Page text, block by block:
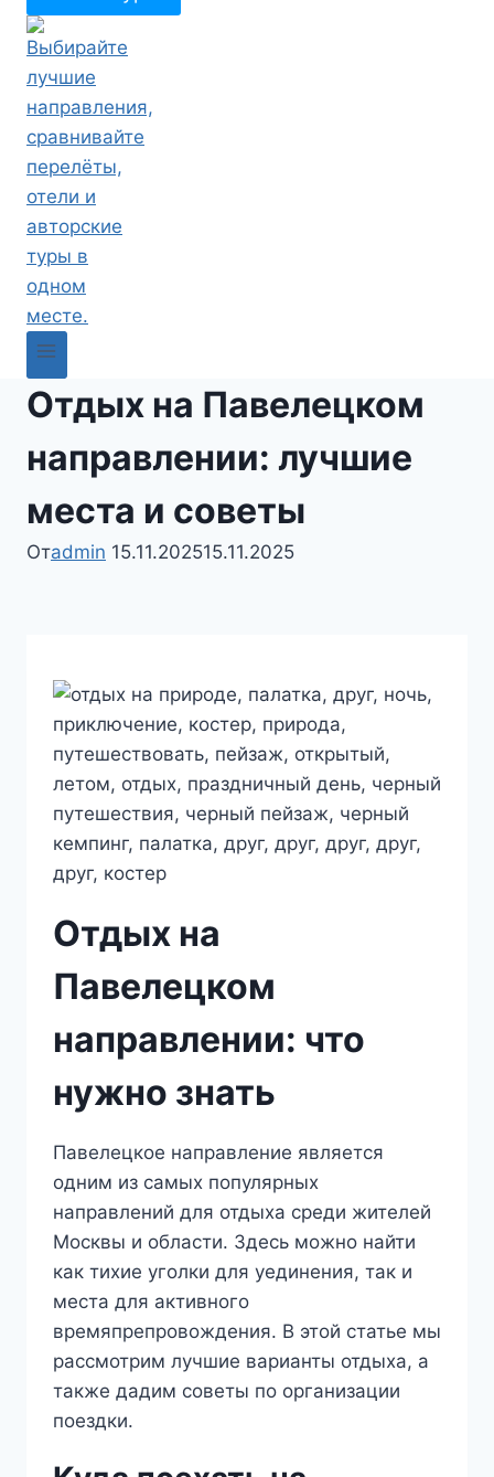
Отдых на Павелецком
направлении: лучшие
места и советы
Отadmin 15.11.202515.11.2025
Отдых на
Павелецком
направлении: что
нужно знать
Павелецкое направление является
одним из самых популярных
направлений для отдыха среди жителей
Москвы и области. Здесь можно найти
как тихие уголки для уединения, так и
места для активного
времяпрепровождения. В этой статье мы
рассмотрим лучшие варианты отдыха, а
также дадим советы по организации
поездки.